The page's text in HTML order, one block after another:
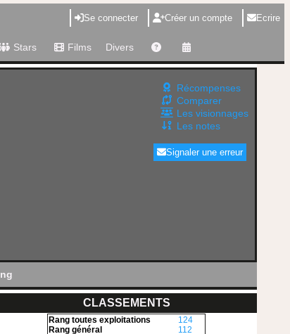
Se connecter Créer un compte Ecrire
Stars Films Divers
Récompenses
Comparer
Les visionnages
Les notes
Signaler une erreur
CLASSEMENTS
Rang toutes exploitations
Rang général
124
112